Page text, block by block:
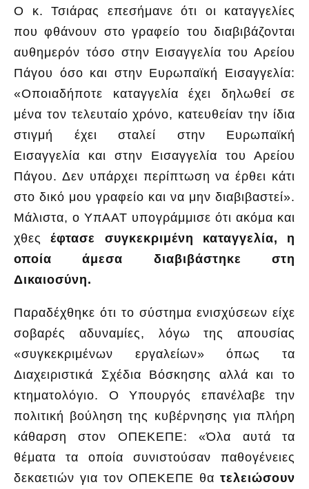
Ο κ. Τσιάρας επεσήμανε ότι οι καταγγελίες
που φθάνουν στο γραφείο του διαβιβάζονται
αυθημερόν τόσο στην Εισαγγελία του Αρείου
Πάγου όσο και στην Ευρωπαϊκή Εισαγγελία:
«Οποιαδήποτε καταγγελία έχει δηλωθεί σε
μένα τον τελευταίο χρόνο, κατευθείαν την ίδια
στιγμή έχει σταλεί στην Ευρωπαϊκή
Εισαγγελία και στην Εισαγγελία του Αρείου
Πάγου. Δεν υπάρχει περίπτωση να έρθει κάτι
στο δικό μου γραφείο και να μην διαβιβαστεί».
Μάλιστα, ο ΥπΑΑΤ υπογράμμισε ότι ακόμα και
χθεςέφτασε συγκεκριμένη καταγγελία, η
οποία άμεσα διαβιβάστηκε στη
Δικαιοσύνη.
Παραδέχθηκε ότι το σύστημα ενισχύσεων είχε
σοβαρές αδυναμίες, λόγω της απουσίας
«συγκεκριμένων εργαλείων» όπως τα
Διαχειριστικά Σχέδια Βόσκησης αλλά και το
κτηματολόγιο. Ο Υπουργός επανέλαβε την
πολιτική βούληση της κυβέρνησης για πλήρη
κάθαρση στον ΟΠΕΚΕΠΕ: «Όλα αυτά τα
θέματα τα οποία συνιστούσαν παθογένειες
δεκαετιών για τον ΟΠΕΚΕΠΕ θα τελειώσουν